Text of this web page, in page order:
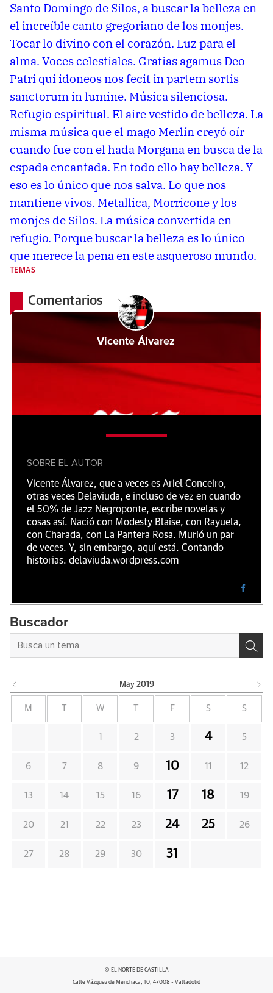
Santo Domingo de Silos, a buscar la belleza en
el increíble canto gregoriano de los monjes.
Tocar lo divino con el corazón. Luz para el
alma. Voces celestiales. Gratias agamus Deo
Patri qui idoneos nos fecit in partem sortis
sanctorum in lumine. Música silenciosa.
Refugio espiritual. El aire vestido de belleza. La
misma música que el mago Merlín creyó oír
cuando fue con el hada Morgana en busca de la
espada encantada. En todo ello hay belleza. Y
eso es lo único que nos salva. Lo que nos
mantiene vivos. Metallica, Morricone y los
monjes de Silos. La música convertida en
refugio. Porque buscar la belleza es lo único
que merece la pena en este asqueroso mundo.
TEMAS
Comentarios
Vicente Álvarez
SOBRE EL AUTOR
Vicente Álvarez, que a veces es Ariel Conceiro,
otras veces Delaviuda, e incluso de vez en cuando
el 50% de Jazz Negroponte, escribe novelas y
cosas así. Nació con Modesty Blaise, con Rayuela,
con Charada, con La Pantera Rosa. Murió un par
de veces. Y, sin embargo, aquí está. Contando
historias. delaviuda.wordpress.com
Buscador
May 2019
M W F S S
1 2 3 4 5
6 7 8 9 10 11 12
13 14 15 16 17 18 19
20 21 22 23 24 25 26
27 28 29 30 31
© EL NORTE DE CASTILLA
Calle Vázquez de Menchaca, 10, 47008 - Valladolid